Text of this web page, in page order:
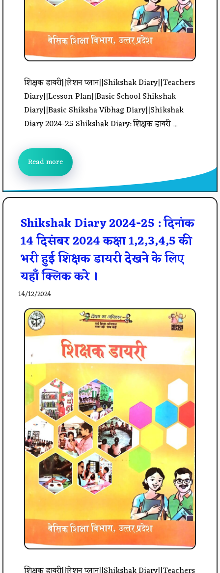
शिक्षक डायरी||लेशन प्लान||Shikshak Diary||Teachers
Diary||Lesson Plan||Basic School Shikshak
Diary||Basic Shiksha Vibhag Diary||Shikshak
Diary 2024-25 Shikshak Diary: शिक्षक डायरी ...
Read more
Shikshak Diary 2024-25 : दिनांक
14 दिसंबर 2024 कक्षा 1,2,3,4,5 की
भरी हुई शिक्षक डायरी देखने के लिए
यहाँ क्लिक करे ।
14/12/2024